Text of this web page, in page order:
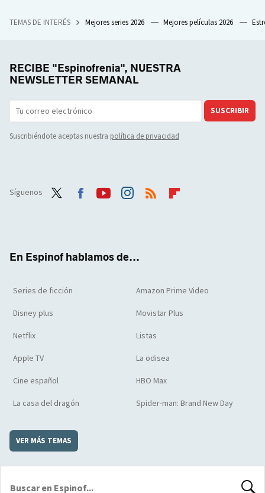
TEMAS DE INTERÉS Mejores series 2026 Mejores películas 2026
RECIBE "Espinofrenia", NUESTRA
NEWSLETTER SEMANAL
SUSCRIBIR
Suscribiéndote aceptas nuestra política de privacidad
Síguenos
En Espinof hablamos de...
Series de ficción Amazon Prime Video
Disney plus Movistar Plus
Netflix Listas
Apple TV La odisea
Cine español HBO Max
La casa del dragón Spider-man: Brand New Day
VER MÁS TEMAS